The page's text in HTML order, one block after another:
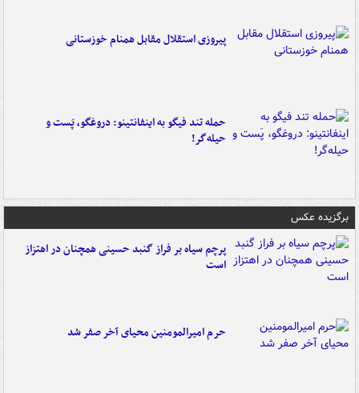
پیروزی استقلال مقابل همنام خوزستانی
حمله تند فیگو به اینفانتینو: دروغگو، پَست‌ و
حیله‌گر!
برگزیده عکس
پرچم سیاه بر فراز گنبد حسینی همچنان در اهتزاز
است
حرم امیرالمومنین محیای آخر صفر شد